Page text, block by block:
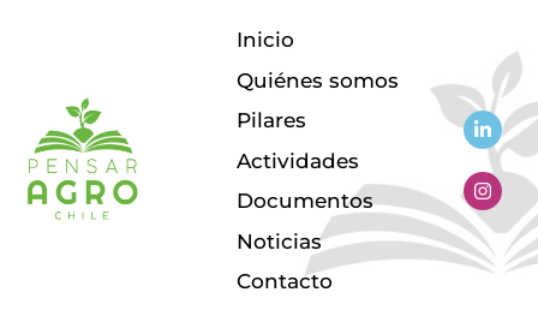
Inicio
Quiénes somos
Pilares
Actividades
Documentos
Noticias
Contacto
HOJA DE RUTA